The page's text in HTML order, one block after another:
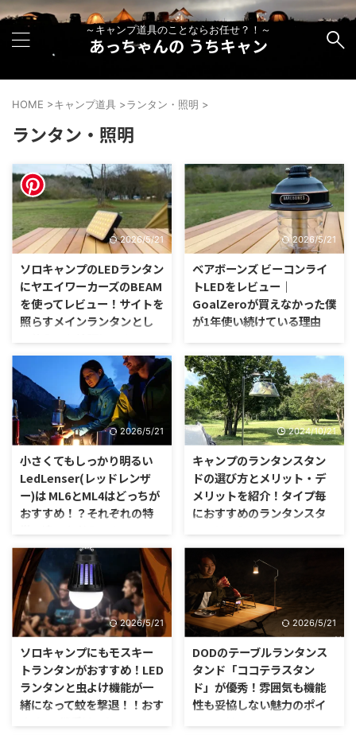
～キャンプ道具のことならお任せ？！～
あっちゃんの うちキャン
HOME >キャンプ道具 >ランタン・照明 >
ランタン・照明
2026/5/21
ソロキャンプのLEDランタン
にヤエイワーカーズのBEAM
を使ってレビュー！サイトを
照らすメインランタンとし
た！！
LEDランタンと言えば、今流行っ
ているのはGoalZeroのランタン
ですよね。（2021年時点） ソロ
キャンプに持って行くのに、コン
パクトさと長時間持つバッテリ
ー、そして何よりサイトを照らす
照明として充分明るいというのが
使い勝手が良いんです。
2026/5/21
ベアボーンズ ビーコンライ
トLEDをレビュー｜
GoalZeroが買えなかった僕
が1年使い続けている理由
流行りのGoalZeroのLEDランタ
ンが買えなくてちょっと拗ねてし
まっているのですが、しかしそれ
が無いならないでキャンプでは何
とかなるんです。 GoalZeroが流
行る前にもLEDランタンにはいく
つかの流行があり、そこで買った
能的にも充分使えるものなんで
す。
2026/5/21
小さくてもしっかり明るい
LedLenser(レッドレンザ
ー)は ML6とML4はどっちが
おすすめ！？それぞれの特
自然に囲まれたキャンプ場では、
周囲を照らす灯り「ランタン」は
必須アイテムです。 ガソリンや
ガス缶などを燃料として使用する
ランタンは、クラシックな見た目
からも人気が高くおしゃれキャン
パーなら必須のアイテムで、是非
とも使いこなしてみたくなるキャ
ンプギアですよね。
2024/10/21
キャンプのランタンスタン
ドの選び方とメリット・デ
メリットを紹介！タイプ毎
におすすめのランタンスタ
明かりがなければ何も見えなくな
ってしまうような真っ暗になって
しまうキャンプでは、周囲や手元
を照らすランタンは必須のアイテ
ムですよね。 ほのかな明かりで
テント内や食卓を照らしたり、テ
ントのポールなど高い位置にひっ
かけてキャンプサイト全体を照ら
す灯りとしても使用するランタン
は、必要不可欠です。
2026/5/21
ソロキャンプにもモスキー
トランタンがおすすめ！LED
ランタンと虫よけ機能が一
緒になって蚊を撃退！！おす
2026/5/21
DODのテーブルランタンス
タンド「ココテラスタン
ド」が優秀！雰囲気も機能
性も妥協しない魅力のポイ